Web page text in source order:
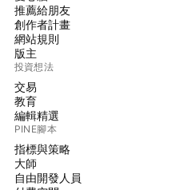
推薦給朋友
創作者計畫
網站規則
版主
投資想法
交易
教育
編輯精選
PINE腳本
指標與策略
大師
自由開發人員